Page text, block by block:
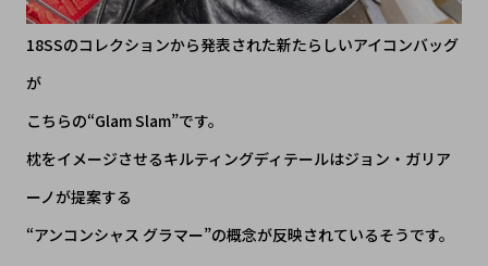
18SSのコレクションから発表された新たらしいアイコンバッグ
が
こちらの“Glam Slam”です。
枕をイメージさせるキルティングディテールはジョン・ガリア
ーノが提案する
“アンコンシャス グラマー”の概念が反映されているそうです。